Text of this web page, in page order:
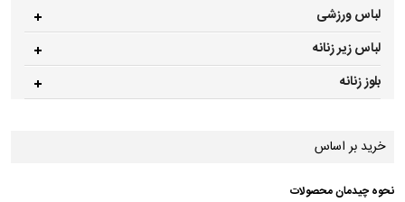
لباس ورزشی
لباس زیر زنانه
بلوز زنانه
خرید بر اساس
نحوه چیدمان محصولات